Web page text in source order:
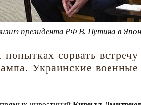
президента РФ В. Путина в
сорвать
Украинские